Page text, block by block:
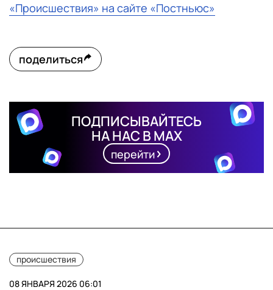
«Происшествия» на сайте «Постньюс»
поделиться
ПОДПИСЫВАЙТЕСЬ
НА НАС В MAX
перейти
происшествия
08 ЯНВАРЯ 2026 06:01